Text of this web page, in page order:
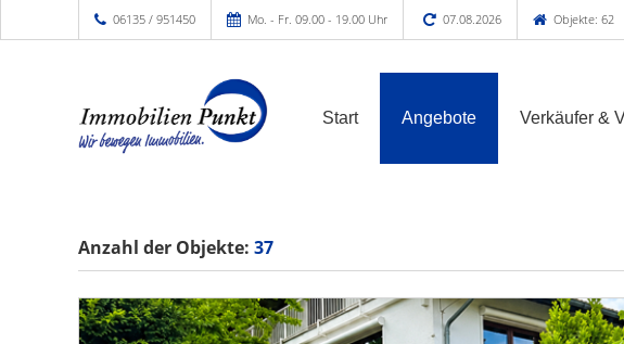
06135 / 951450 Mo. - Fr. 09.00 - 19.00 Uhr 07.08.2026 Objekte: 62
Start Angebote Verkäufer &
Anzahl der Objekte: 37